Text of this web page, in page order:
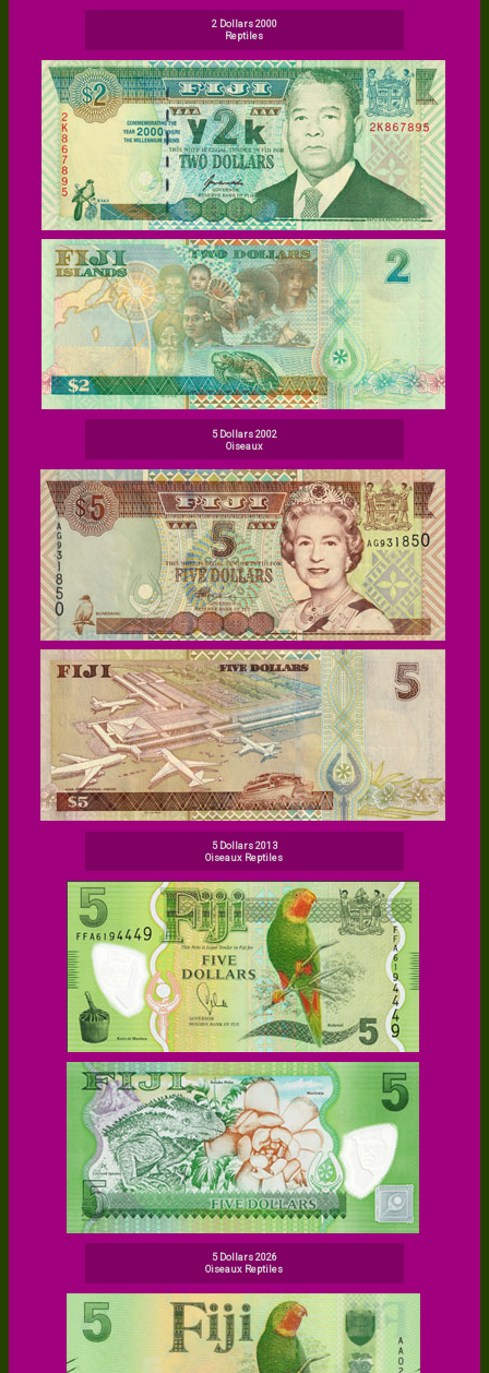
2 Dollars 2000
Reptiles
5 Dollars 2002
Oiseaux
5 Dollars 2013
Oiseaux Reptiles
5 Dollars 2026
Oiseaux Reptiles